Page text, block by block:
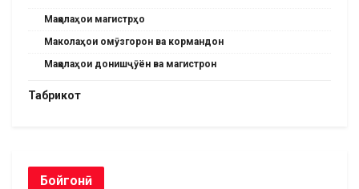
Мақолаҳои магистрҳо
Маколаҳои омӯзгорон ва кормандон
Мақолаҳои донишҷӯён ва магистрон
Табрикот
Бойгонӣ